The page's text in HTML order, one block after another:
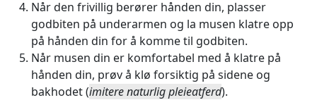
Når den frivillig berører hånden din, plasser
godbiten på underarmen og la musen klatre opp
på hånden din for å komme til godbiten.
Når musen din er komfortabel med å klatre på
hånden din, prøv å klø forsiktig på sidene og
bakhodet (imitere naturlig pleieatferd).